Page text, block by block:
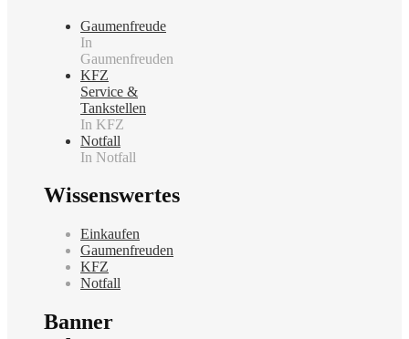
Gaumenfreude
In
Gaumenfreuden
KFZ
Service &
Tankstellen
In KFZ
Notfall
In Notfall
Wissenswertes
Einkaufen
Gaumenfreuden
KFZ
Notfall
Banner